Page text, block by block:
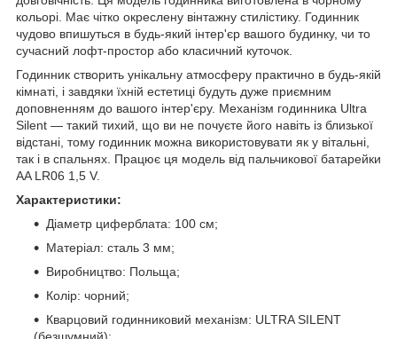
кольорі. Має чітко окреслену вінтажну стилістику. Годинник
чудово впишуться в будь-який інтер'єр вашого будинку, чи то
сучасний лофт-простор або класичний куточок.
Годинник створить унікальну атмосферу практично в будь-якій
кімнаті, і завдяки їхній естетиці будуть дуже приємним
доповненням до вашого інтер'єру. Механізм годинника Ultra
Silent — такий тихий, що ви не почуєте його навіть із близької
відстані, тому годинник можна використовувати як у вітальні,
так і в спальнях. Працює ця модель від пальчикової батарейки
AA LR06 1,5 V.
Характеристики:
Діаметр циферблата: 100 cм;
Матеріал: сталь 3 мм;
Виробництво: Польща;
Колір: чорний;
Кварцовий годинниковий механізм: ULTRA SILENT
(безшумний);